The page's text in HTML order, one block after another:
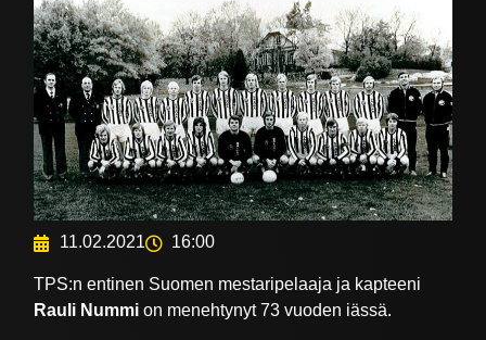
11.02.2021 16:00
TPS:n entinen Suomen mestaripelaaja ja kapteeni
Rauli Nummi on menehtynyt 73 vuoden iässä.